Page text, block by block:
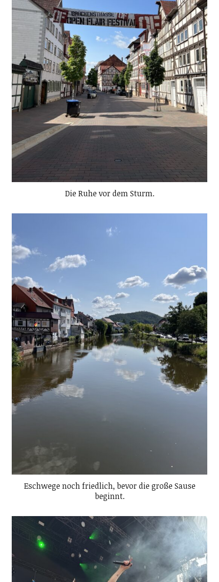
Die Ruhe vor dem Sturm.
Eschwege noch friedlich, bevor die große Sause
beginnt.